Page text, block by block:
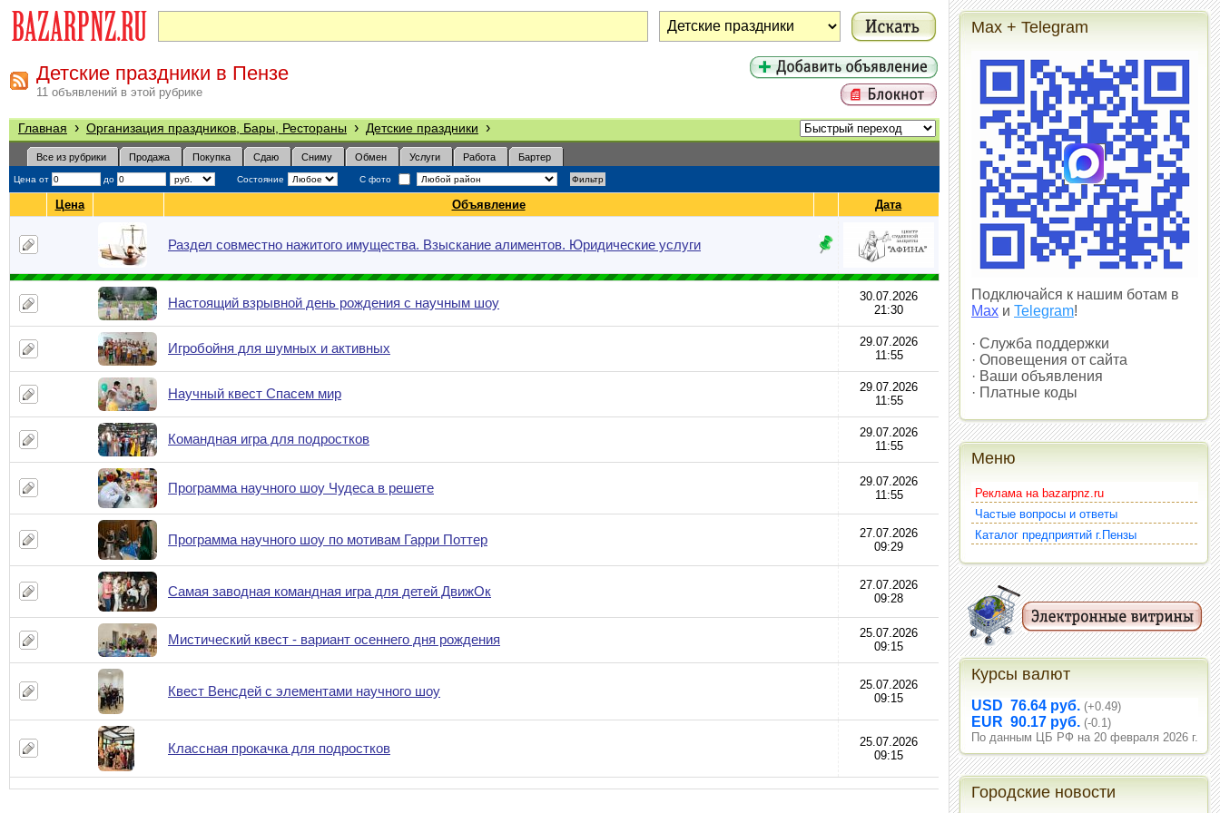
Детские праздники в Пензе
11 объявлений в этой рубрике
Главная › Организация праздников, Бары, Рестораны › Детские праздники ›
Все из рубрики Продажа Покупка Сдаю Сниму Обмен Услуги Работа Бартер
Цена от до Состояние С фото
Цена Объявление Дата
Раздел совместно нажитого имущества. Взыскание алиментов. Юридические услуги
Настоящий взрывной день рождения с научным шоу
30.07.2026
21:30
Игробойня для шумных и активных
29.07.2026
11:55
Научный квест Спасем мир
29.07.2026
11:55
Командная игра для подростков
29.07.2026
11:55
Программа научного шоу Чудеса в решете
29.07.2026
11:55
Программа научного шоу по мотивам Гарри Поттер
27.07.2026
09:29
Самая заводная командная игра для детей ДвижОк
27.07.2026
09:28
Мистический квест - вариант осеннего дня рождения
25.07.2026
09:15
Квест Венсдей с элементами научного шоу
25.07.2026
09:15
Классная прокачка для подростков
25.07.2026
09:15
Max + Telegram
Подключайся к нашим ботам в
Max и Telegram!
· Служба поддержки
· Оповещения от сайта
· Ваши объявления
· Платные коды
Меню
Реклама на bazarpnz.ru
Частые вопросы и ответы
Каталог предприятий г.Пензы
Курсы валют
USD 76.64 руб. (+0.49)
EUR 90.17 руб. (-0.1)
По данным ЦБ РФ на 20 февраля 2026 г.
Городские новости